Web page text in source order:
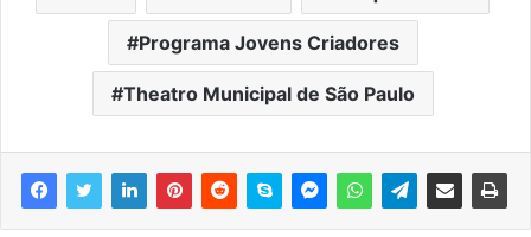
Programa Jovens Criadores
Theatro Municipal de São Paulo